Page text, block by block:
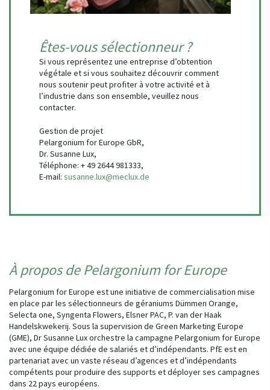
Êtes-vous sélectionneur ?
Si vous représentez une entreprise d’obtention
végétale et si vous souhaitez découvrir comment
nous soutenir peut profiter à votre activité et à
l’industrie dans son ensemble, veuillez nous
contacter.
Gestion de projet
Pelargonium for Europe GbR,
Dr. Susanne Lux,
Téléphone: + 49 2644 981333,
E-mail: susanne.lux@meclux.de
À propos de Pelargonium for Europe
Pelargonium for Europe est une initiative de commercialisation mise
en place par les sélectionneurs de géraniums Dümmen Orange,
Selecta one, Syngenta Flowers, Elsner PAC, P. van der Haak
Handelskwekerij. Sous la supervision de Green Marketing Europe
(GME), Dr Susanne Lux orchestre la campagne Pelargonium for Europe
avec une équipe dédiée de salariés et d’indépendants. PfE est en
partenariat avec un vaste réseau d’agences et d’indépendants
compétents pour produire des supports et déployer ses campagnes
dans 22 pays européens.